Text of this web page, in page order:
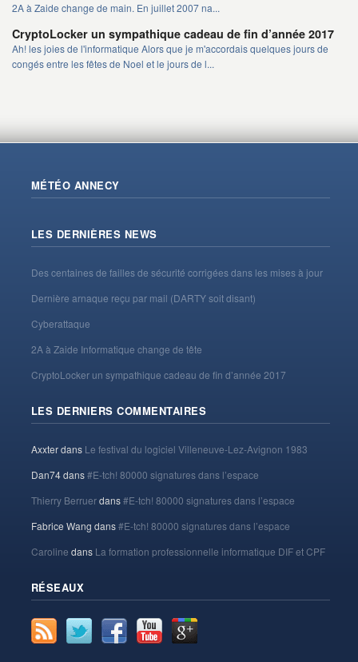
2A à Zaide change de main. En juillet 2007 na...
CryptoLocker un sympathique cadeau de fin d’année 2017
Ah! les joies de l'informatique Alors que je m'accordais quelques jours de
congés entre les fêtes de Noel et le jours de l...
MÉTÉO ANNECY
LES DERNIÈRES NEWS
Des centaines de failles de sécurité corrigées dans les mises à jour
Dernière arnaque reçu par mail (DARTY soit disant)
Cyberattaque
2A à Zaide Informatique change de tête
CryptoLocker un sympathique cadeau de fin d’année 2017
LES DERNIERS COMMENTAIRES
Axxterdans Le festival du logiciel Villeneuve-Lez-Avignon 1983
Dan74dans#E-tch! 80000 signatures dans l’espace
Thierry Berruerdans#E-tch! 80000 signatures dans l’espace
Fabrice Wang dans#E-tch! 80000 signatures dans l’espace
Caroline dans La formation professionnelle informatique DIF et CPF
RÉSEAUX